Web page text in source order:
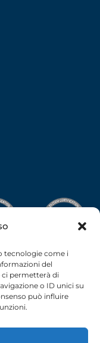
tecnologie come i
del
ci permetterà di
o ID unici su
può influire